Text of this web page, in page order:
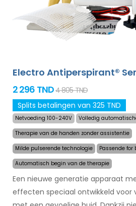
Electro Antiperspirant®
2 296 TND4 805 TND
Splits betalingen van 325 TND
Netvoeding 100-240V
Volledig
Therapie van de handen zonder assistentie
Milde pulserende technologie
Passende
Automatisch begin van de therapie
Een nieuwe generatie apparaat
effecten speciaal ontwikkeld voor